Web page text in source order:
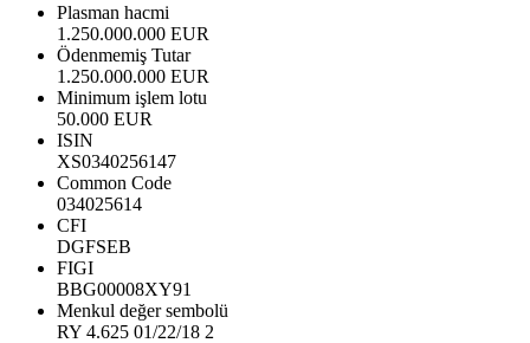
Plasman hacmi
1.250.000.000 EUR
Ödenmemiş Tutar
1.250.000.000 EUR
Minimum işlem lotu
50.000 EUR
ISIN
XS0340256147
Common Code
034025614
CFI
DGFSEB
FIGI
BBG00008XY91
Menkul değer sembolü
RY 4.625 01/22/18 2